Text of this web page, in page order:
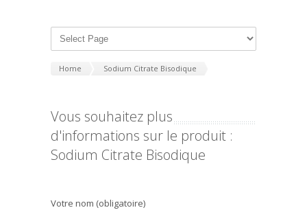
Home Sodium Citrate Bisodique
Vous souhaitez plus
d'informations sur le produit :
Sodium Citrate Bisodique
Votre nom (obligatoire)